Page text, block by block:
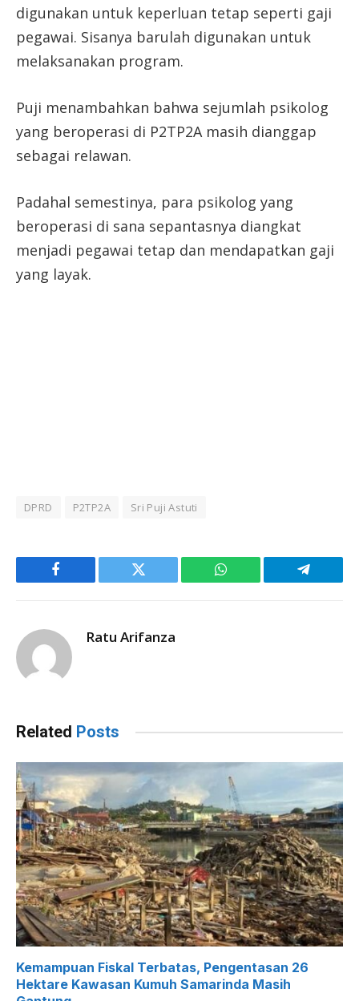
digunakan untuk keperluan tetap seperti gaji
pegawai. Sisanya barulah digunakan untuk
melaksanakan program.
Puji menambahkan bahwa sejumlah psikolog
yang beroperasi di P2TP2A masih dianggap
sebagai relawan.
Padahal semestinya, para psikolog yang
beroperasi di sana sepantasnya diangkat
menjadi pegawai tetap dan mendapatkan gaji
yang layak.
DPRD P2TP2A Sri Puji Astuti
Facebook Twitter WhatsApp Telegram
Ratu Arifanza
Related Posts
Kemampuan Fiskal Terbatas, Pengentasan 26
Hektare Kawasan Kumuh Samarinda Masih